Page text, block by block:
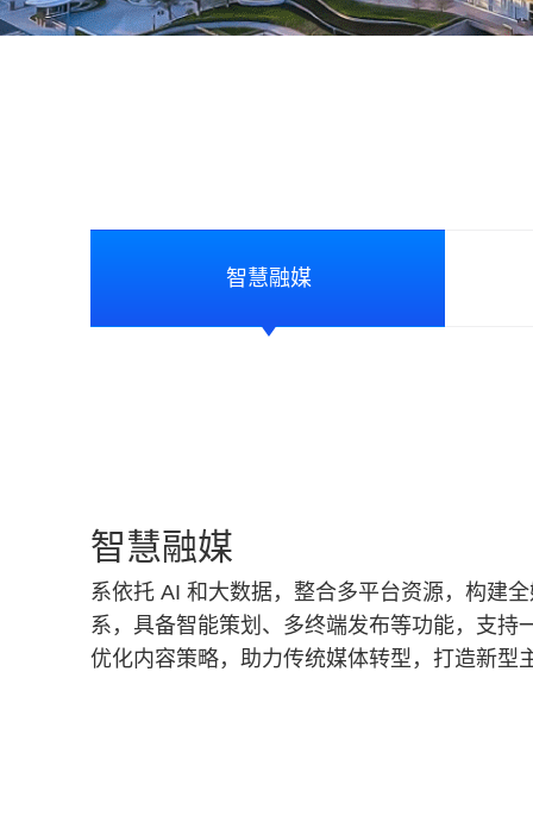
智慧融媒
智慧融媒
系依托 AI 和大数据，整合多平台资源，构建
系，具备智能策划、多终端发布等功能，支持
优化内容策略，助力传统媒体转型，打造新型